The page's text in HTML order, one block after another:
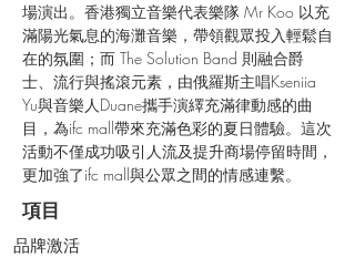
場演出。香港獨立音樂代表樂隊 Mr Koo 以充
滿陽光氣息的海灘音樂，帶領觀眾投入輕鬆自
在的氛圍；而 The Solution Band 則融合爵
士、流行與搖滾元素，由俄羅斯主唱Kseniia
Yu與音樂人Duane攜手演繹充滿律動感的曲
目，為ifc mall帶來充滿色彩的夏日體驗。這次
活動不僅成功吸引人流及提升商場停留時間，
更加強了ifc mall與公眾之間的情感連繫。
項目
品牌激活